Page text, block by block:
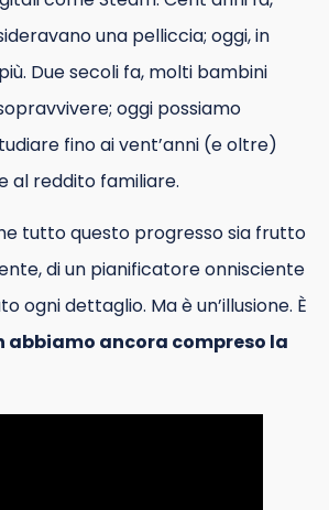
una pelliccia; oggi, in
Due secoli fa, molti bambini
oggi possiamo
fino ai vent’anni (e oltre)
al reddito familiare.
tutto questo progresso sia frutto
di un pianificatore onnisciente
ogni dettaglio. Ma è un’illusione. È
abbiamo ancora compreso la